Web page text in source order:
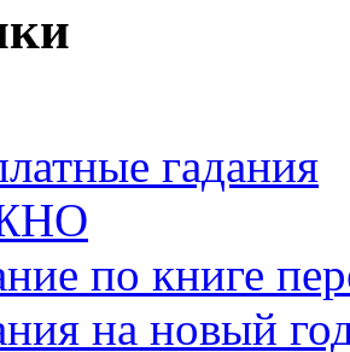
гадания
по книге
на новый